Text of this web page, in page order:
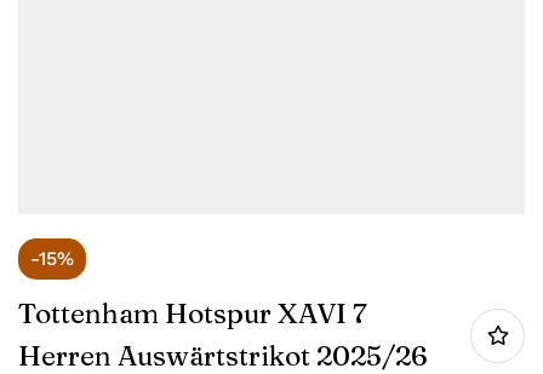
-15%
Tottenham Hotspur XAVI 7
Herren Auswärtstrikot 2025/26